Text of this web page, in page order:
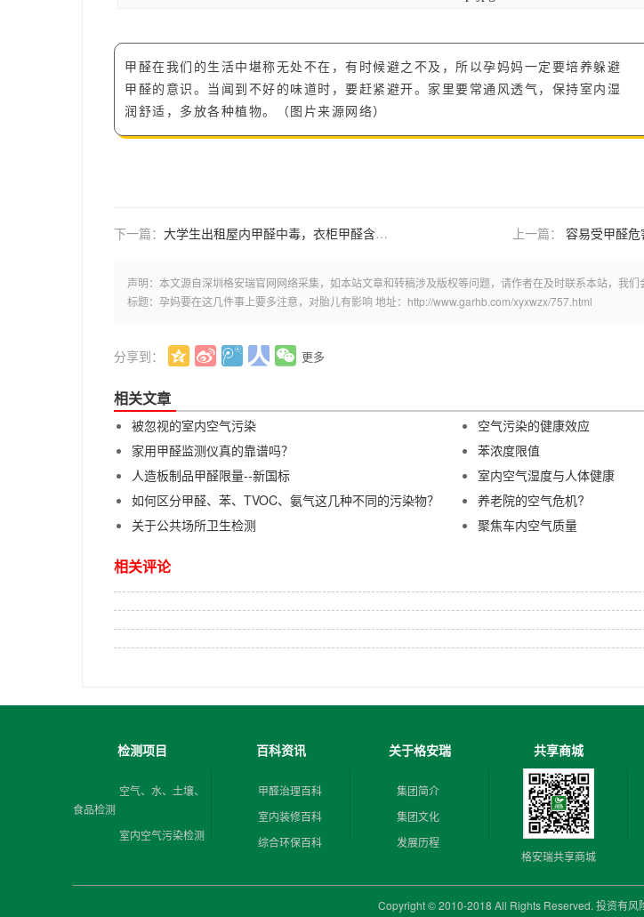
甲醛在我们的生活中堪称无处不在，有时候避之不及，所以孕妈妈一定要培养躲避
甲醛的意识。当闻到不好的味道时，要赶紧避开。家里要常通风透气，保持室内湿
润舒适，多放各种植物。（图片来源网络）
上一篇： 容易受甲醛危害
下一篇： 大学生出租屋内甲醛中毒，衣柜甲醛含量超标了8倍！
声明：本文源自深圳格安瑞官网网络采集，如本站文章和转稿涉及版权等问题，请作者在及时联系本站，我们
标题：孕妈要在这几件事上要多注意，对胎儿有影响 地址：http://www.garhb.com/xyxwzx/757.html
分享到： 更多
相关文章
被忽视的室内空气污染
空气污染的健康效应
家用甲醛监测仪真的靠谱吗？
苯浓度限值
人造板制品甲醛限量--新国标
室内空气湿度与人体健康
如何区分甲醛、苯、TVOC、氨气这几种不同的污染物？
养老院的空气危机?
关于公共场所卫生检测
聚焦车内空气质量
相关评论
检测项目
空气、水、土壤、
食品检测
室内空气污染检测
百科资讯
甲醛治理百科
室内装修百科
综合环保百科
关于格安瑞
集团简介
集团文化
发展历程
共享商城
格安瑞共享商城
Copyright © 2010-2018 All Rights Reserved. 投资有风